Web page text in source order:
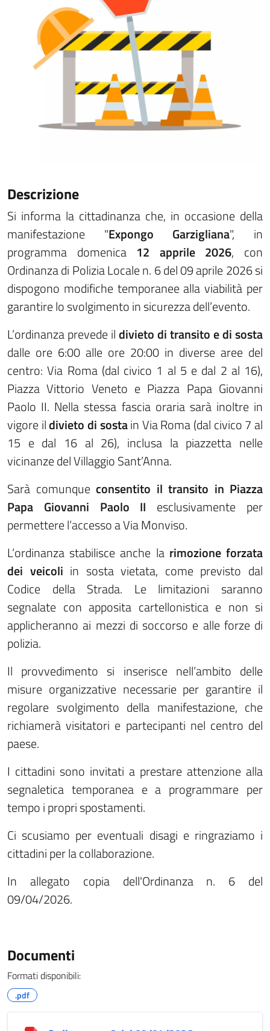
Descrizione
Si informa la cittadinanza che, in occasione della
manifestazione "Expongo Garzigliana", in
programma domenica 12 apprile 2026, con
Ordinanza di Polizia Locale n. 6 del 09 aprile 2026 si
dispogono modifiche temporanee alla viabilità per
garantire lo svolgimento in sicurezza dell’evento.
L’ordinanza prevede ildivieto di transito e di sosta
dalle ore 6:00 alle ore 20:00 in diverse aree del
centro: Via Roma (dal civico 1 al 5 e dal 2 al 16),
Piazza Vittorio Veneto e Piazza Papa Giovanni
Paolo II. Nella stessa fascia oraria sarà inoltre in
vigore ildivieto di sostain Via Roma (dal civico 7 al
15 e dal 16 al 26), inclusa la piazzetta nelle
vicinanze del Villaggio Sant’Anna.
Sarà comunque consentito il transito in Piazza
Papa Giovanni Paolo II esclusivamente per
permettere l’accesso a Via Monviso.
L’ordinanza stabilisce anche la rimozione forzata
dei veicoli in sosta vietata, come previsto dal
Codice della Strada. Le limitazioni saranno
segnalate con apposita cartellonistica e non si
applicheranno ai mezzi di soccorso e alle forze di
polizia.
Il provvedimento si inserisce nell’ambito delle
misure organizzative necessarie per garantire il
regolare svolgimento della manifestazione, che
richiamerà visitatori e partecipanti nel centro del
paese.
I cittadini sono invitati a prestare attenzione alla
segnaletica temporanea e a programmare per
tempo i propri spostamenti.
Ci scusiamo per eventuali disagi e ringraziamo i
cittadini per la collaborazione.
In allegato copia dell'Ordinanza n. 6 del
09/04/2026.
Documenti
Formati disponibili:
.pdf